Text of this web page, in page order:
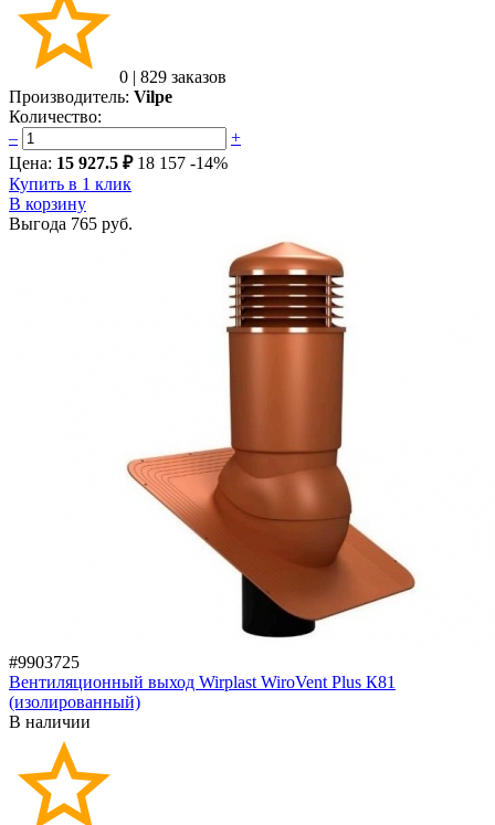
0 | 829 заказов
Производитель: Vilpe
Количество:
–
+
Цена: 15 927.5 ₽ 18 157 -14%
Купить в 1 клик
В корзину
Выгода 765 руб.
#9903725
Вентиляционный выход Wirplast WiroVent Plus К81
(изолированный)
В наличии